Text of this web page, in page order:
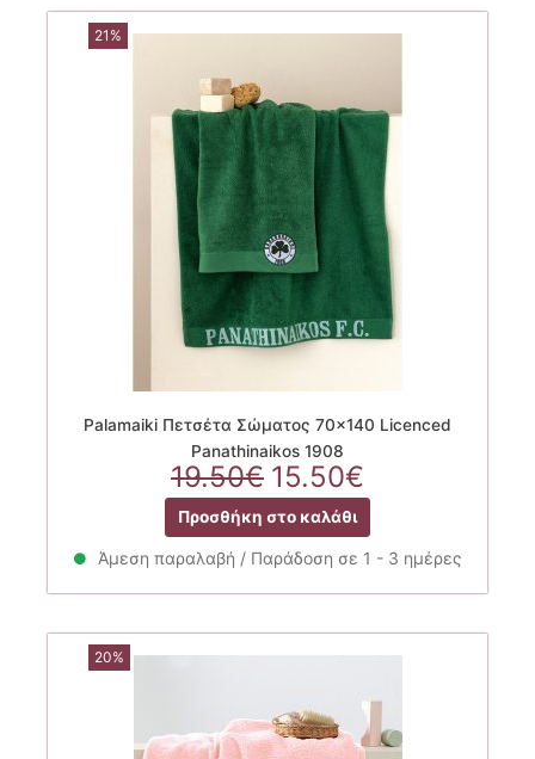
21%
Palamaiki Πετσέτα Σώματος 70×140 Licenced
Panathinaikos 1908
19.50€ Original
price
was:
19.50€.
15.50€
τρέχουσα
τιμή
είναι:
15.50€.
Προσθήκη στο καλάθι
Άμεση παραλαβή / Παράδοση σε 1 - 3 ημέρες
20%